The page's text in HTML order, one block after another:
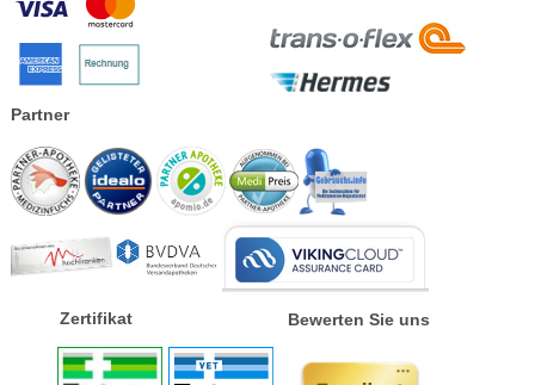
Partner
Zertifikat Bewerten Sie uns